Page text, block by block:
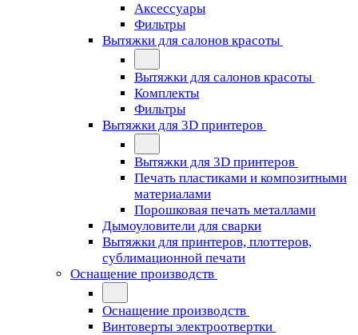
Аксессуары
Фильтры
Вытяжки для салонов красоты
Вытяжки для салонов красоты
Комплекты
Фильтры
Вытяжки для 3D принтеров
Вытяжки для 3D принтеров
Печать пластиками и композитными
материалами
Порошковая печать металлами
Дымоуловители для сварки
Вытяжки для принтеров, плоттеров,
сублимационной печати
Оснащение производств
Оснащение производств
Винтоверты электроотвертки